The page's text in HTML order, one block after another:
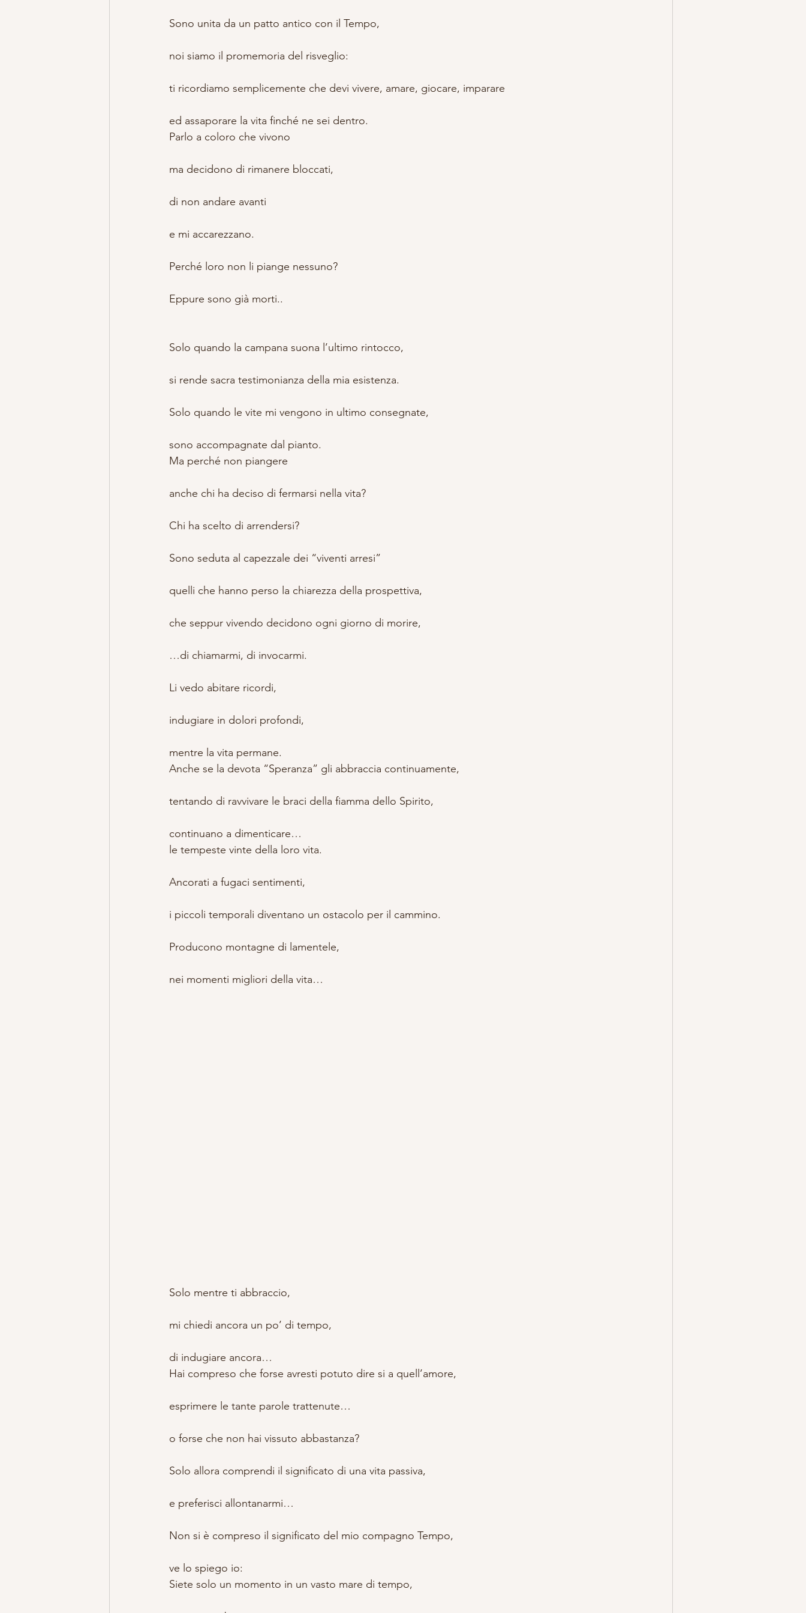
Sono unita da un patto antico con il Tempo,
noi siamo il promemoria del risveglio:
ti ricordiamo semplicemente che devi vivere, amare, giocare, imparare
ed assaporare la vita finché ne sei dentro.
Parlo a coloro che vivono
ma decidono di rimanere bloccati,
di non andare avanti
e mi accarezzano.
Perché loro non li piange nessuno?
Eppure sono già morti..
Solo quando la campana suona l’ultimo rintocco,
si rende sacra testimonianza della mia esistenza.
Solo quando le vite mi vengono in ultimo consegnate,
sono accompagnate dal pianto.
Ma perché non piangere
anche chi ha deciso di fermarsi nella vita?
Chi ha scelto di arrendersi?
Sono seduta al capezzale dei “viventi arresi”
quelli che hanno perso la chiarezza della prospettiva,
che seppur vivendo decidono ogni giorno di morire,
…di chiamarmi, di invocarmi.
Li vedo abitare ricordi,
indugiare in dolori profondi,
mentre la vita permane.
Anche se la devota “Speranza” gli abbraccia continuamente,
tentando di ravvivare le braci della fiamma dello Spirito,
continuano a dimenticare…
le tempeste vinte della loro vita.
Ancorati a fugaci sentimenti,
i piccoli temporali diventano un ostacolo per il cammino.
Producono montagne di lamentele,
nei momenti migliori della vita…
Solo mentre ti abbraccio,
mi chiedi ancora un po’ di tempo,
di indugiare ancora…
Hai compreso che forse avresti potuto dire si a quell’amore,
esprimere le tante parole trattenute…
o forse che non hai vissuto abbastanza?
Solo allora comprendi il significato di una vita passiva,
e preferisci allontanarmi…
Non si è compreso il significato del mio compagno Tempo,
ve lo spiego io:
Siete solo un momento in un vasto mare di tempo,